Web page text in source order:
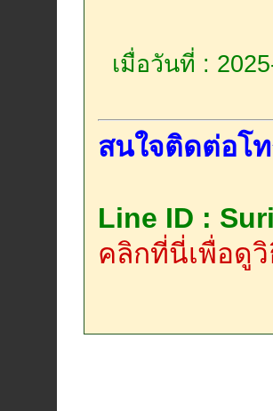
เมื่อวันที่ :
สนใจติดต่อโ
Line ID :
คลิกที่นี่เพื่อดูวิ